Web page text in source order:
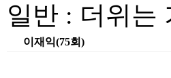
일반 : 더위는
이재익(75회)